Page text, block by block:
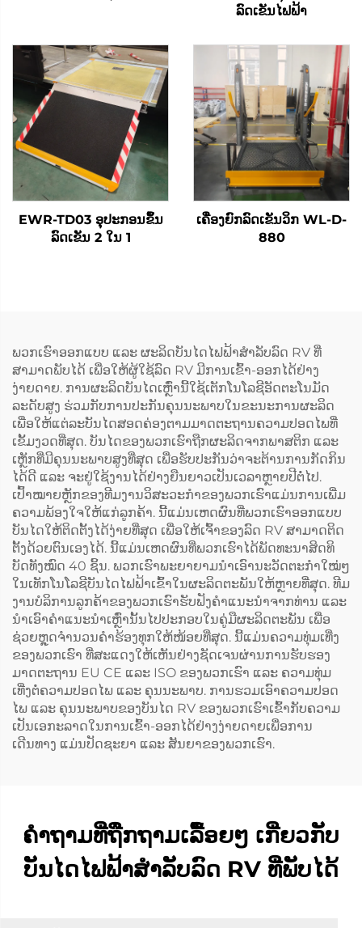
ລົດເຂັນໄຟຟ້າ
EWR-TD03 ອຸປະກອນຂຶ້ນ
ລົດເຂັນ 2 ໃນ 1
ເຄື່ອງຍົກລົດເຂັນວິກ WL-D-
880
ພວກເຮົາອອກແບບ ແລະ ຜະລິດບັນໄດໄຟຟ້າສຳລັບລົດ RV ທີ່
ສາມາດພັບໄດ້ ເພື່ອໃຫ້ຜູ້ໃຊ້ລົດ RV ມີການເຂົ້າ-ອອກໄດ້ຢ່າງ
ງ່າຍດາຍ. ການຜະລິດບັນໄດເຫຼົ່ານີ້ໃຊ້ເຕັກໂນໂລຊີອັດຕະໂນມັດ
ລະດັບສູງ ຮ່ວມກັບການປະກັນຄຸນນະພາບໃນຂະນະການຜະລິດ
ເພື່ອໃຫ້ແຕ່ລະບັນໄດສອດຄ່ອງຕາມມາດຕະຖານຄວາມປອດໄພທີ່
ເຂັ້ມງວດທີ່ສຸດ. ບັນໄດຂອງພວກເຮົາຖືກຜະລິດຈາກພາສຕິກ ແລະ
ເຫຼັກທີ່ມີຄຸນນະພາບສູງທີ່ສຸດ ເພື່ອຮັບປະກັນວ່າຈະຕ້ານການກັດກິນ
ໄດ້ດີ ແລະ ຈະຢູ່ໃຊ້ງານໄດ້ຢ່າງຍືນຍາວເປັນເວລາຫຼາຍປີຕໍ່ໄປ.
ເປົ້າໝາຍຫຼັກຂອງທີມງານວິສະວະກຳຂອງພວກເຮົາແມ່ນການເພີ່ມ
ຄວາມພ້ອງໃຈໃຫ້ແກ່ລູກຄ້າ. ນີ້ແມ່ນເຫດຜົນທີ່ພວກເຮົາອອກແບບ
ບັນໄດໃຫ້ຕິດຕັ້ງໄດ້ງ່າຍທີ່ສຸດ ເພື່ອໃຫ້ເຈົ້າຂອງລົດ RV ສາມາດຕິດ
ຕັ້ງດ້ວຍຕົນເອງໄດ້. ນີ້ແມ່ນເຫດຜົນທີ່ພວກເຮົາໄດ້ພັດທະນາສິດທິ
ບັດທັງໝົດ 40 ຊິ້ນ. ພວກເຮົາພະຍາຍາມນຳເອົານະວັດຕະກຳໃໝ່ໆ
ໃນເທັກໂນໂລຊີບັນໄດໄຟຟ້າເຂົ້າໃນຜະລິດຕະພັນໃຫ້ຫຼາຍທີ່ສຸດ. ທີມ
ງານບໍລິການລູກຄ້າຂອງພວກເຮົາຮັບຟັງຄຳແນະນຳຈາກທ່ານ ແລະ
ນຳເອົາຄຳແນະນຳເຫຼົ່ານັ້ນໄປປະກອບໃນຄູ່ມືຜະລິດຕະພັນ ເພື່ອ
ຊ່ວຍຫຼຸດຈຳນວນຄຳຮ້ອງທຸກໃຫ້ໜ້ອຍທີ່ສຸດ. ນີ້ແມ່ນຄວາມທຸ່ມເທີ່ງ
ຂອງພວກເຮົາ ທີ່ສະແດງໃຫ້ເຫັນຢ່າງຊັດເຈນຜ່ານການຮັບຮອງ
ມາດຕະຖານ EU CE ແລະ ISO ຂອງພວກເຮົາ ແລະ ຄວາມທຸ່ມ
ເທີ່ງຕໍ່ຄວາມປອດໄພ ແລະ ຄຸນນະພາບ. ການຮວມເອົາຄວາມປອດ
ໄພ ແລະ ຄຸນນະພາບຂອງບັນໄດ RV ຂອງພວກເຮົາເຂົ້າກັບຄວາມ
ເປັນເອກະລາດໃນການເຂົ້າ-ອອກໄດ້ຢ່າງງ່າຍດາຍເພື່ອການ
ເດີນທາງ ແມ່ນປັດຊະຍາ ແລະ ສັນຍາຂອງພວກເຮົາ.
ຄຳຖາມທີ່ຖືກຖາມເລື້ອຍໆ ເກີ່ຍວກັບ
ບັນໄດໄຟຟ້າສຳລັບລົດ RV ທີ່ພັບໄດ້